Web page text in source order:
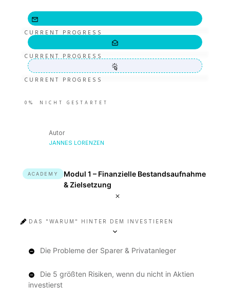
CURRENT PROGRESS
CURRENT PROGRESS
CURRENT PROGRESS
0% NICHT GESTARTET
Autor
JANNES LORENZEN
ACADEMY
Modul 1 – Finanzielle Bestandsaufnahme
& Zielsetzung
DAS "WARUM" HINTER DEM INVESTIEREN
Die Probleme der Sparer & Privatanleger
Die 5 größten Risiken, wenn du nicht in Aktien
investierst